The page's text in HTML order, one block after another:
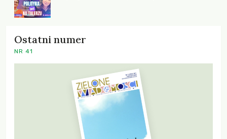
Ostatni numer
NR 41